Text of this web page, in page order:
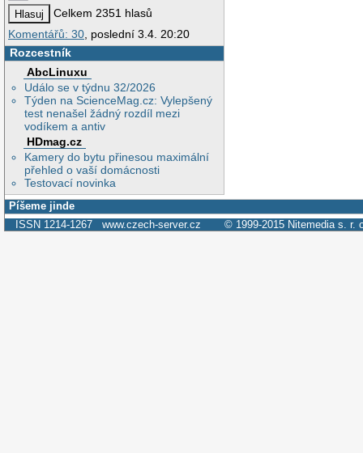
Celkem 2351 hlasů
Komentářů: 30 , poslední 3.4. 20:20
Rozcestník
AbcLinuxu
Událo se v týdnu 32/2026
Týden na ScienceMag.cz: Vylepšený
test nenašel žádný rozdíl mezi
vodíkem a antiv
HDmag.cz
Kamery do bytu přinesou maximální
přehled o vaší domácnosti
Testovací novinka
Píšeme jinde
ISSN 1214-1267 www.czech-server.cz © 1999-2015 Nitemedia s. r.